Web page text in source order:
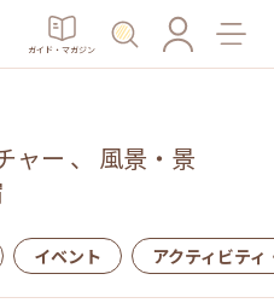
ガイド・マガジン
ャー 、 風景・景
イベント アクティビティ